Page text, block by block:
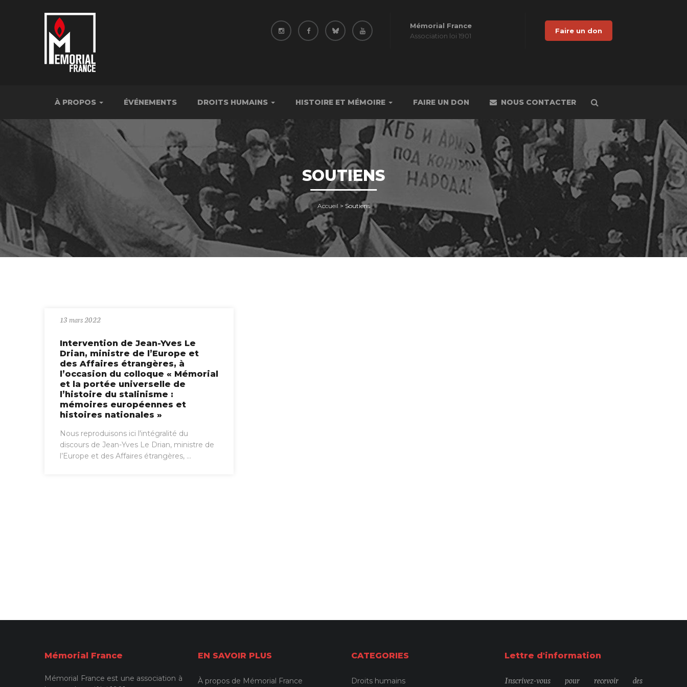
Mémorial France
Association loi 1901
Faire un don
À PROPOS ÉVÉNEMENTS DROITS HUMAINS HISTOIRE ET MÉMOIRE FAIRE UN DON NOUS CONTACTER
SOUTIENS
Accueil > Soutiens
13 mars 2022
Intervention de Jean-Yves Le
Drian, ministre de l’Europe et
des Affaires étrangères, à
l’occasion du colloque « Mémorial
et la portée universelle de
l’histoire du stalinisme :
mémoires européennes et
histoires nationales »
Nous reproduisons ici l'intégralité du
discours de Jean-Yves Le Drian, ministre de
l’Europe et des Affaires étrangères, ...
Mémorial France
Mémorial France est une association à
EN SAVOIR PLUS
À propos de Mémorial France
CATEGORIES
Droits humains
Lettre d'information
Inscrivez-vous pour recevoir des